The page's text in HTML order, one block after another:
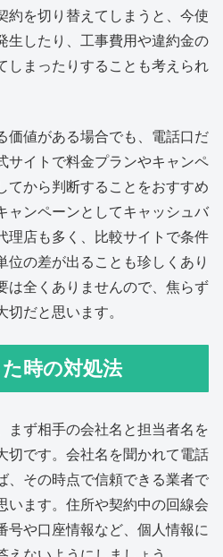
約を切り替えてしまうと、今使
生したり、工事費用や違約金の
しまったりすることも考えられ
価値がある場合でも、電話口だ
サイトで料金プランやキャンペ
てから判断することをおすすめ
ャンペーンとしてキャッシュバ
理店も多く、比較サイトで条件
位の差が出ることも珍しくあり
は全くありませんので、焦らず
切だと思います。
時の対処法
まず相手の会社名と担当者名を
切です。会社名を聞かれて電話
、その時点で信頼できる業者で
います。住所や契約中の回線会
号や口座情報など、個人情報に